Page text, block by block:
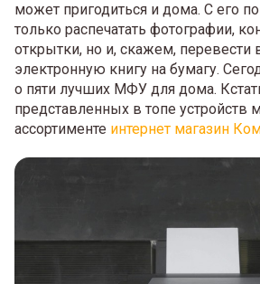
может пригодиться и дома. С его
только распечатать фотографии,
открытки, но и, скажем,
электронную книгу на бумагу.
о пяти лучших МФУ для дома.
представленных в топе устройств
ассортименте интернет магазин